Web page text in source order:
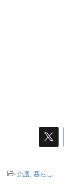
-介護, 暮らし